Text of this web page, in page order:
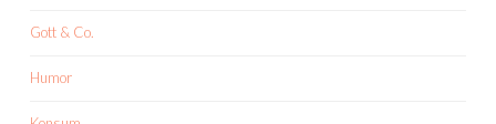
Gott & Co.
Humor